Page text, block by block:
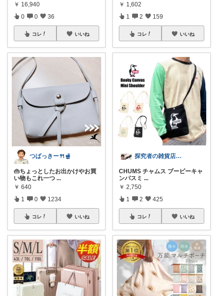
￥ 16,940
0 0 36
コレ いいね
つばっきー🍴🫕
👜ちょっとしたお出かけやお買
い物もこれ一つ ...
￥ 640
1 0 1234
コレ いいね
￥ 1,602
1 2 159
コレ いいね
探究者の雑貨店⭐︎ ☀️🌻🍉✨
CHUMS チャムス ブービーキャ
ンバスミ ...
￥ 2,750
1 2 425
コレ いいね